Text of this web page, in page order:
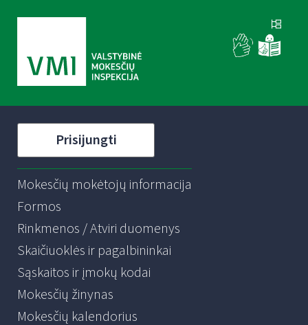
Prisijungti
Mokesčių mokėtojų informacija
Formos
Rinkmenos / Atviri duomenys
Skaičiuoklės ir pagalbininkai
Sąskaitos ir įmokų kodai
Mokesčių žinynas
Mokesčių kalendorius